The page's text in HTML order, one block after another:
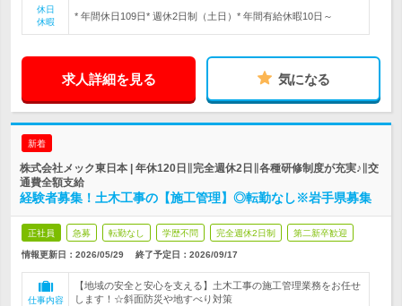
休日
休暇
* 年間休日109日* 週休2日制（土日）* 年間有給休暇10日～
求人詳細を見る 気になる
新着
株式会社メック東日本 | 年休120日∥完全週休2日∥各種研修制度が充実♪∥交
通費全額支給
経験者募集！土木工事の【施工管理】◎転勤なし※岩手県募集
正社員 急募 転勤なし 学歴不問 完全週休2日制 第二新卒歓迎
情報更新日：2026/05/29 終了予定日： 2026/09/17
仕事内容
【地域の安全と安心を支える】土木工事の施工管理業務をお任せ
します！☆斜面防災や地すべり対策